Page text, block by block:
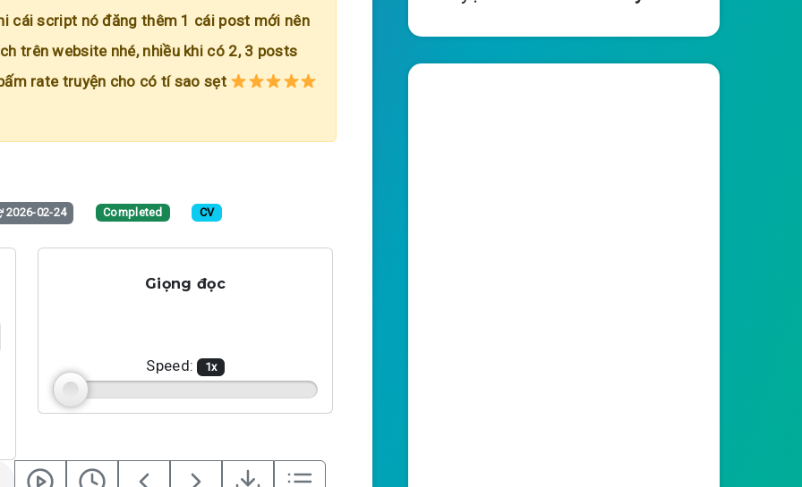
cái script nó đăng thêm 1 cái post mới nên
trên website nhé, nhiều khi có 2, 3 posts
rate truyện cho có tí sao sẹt
2026-02-24 Completed CV
Giọng đọc
Speed: 1x